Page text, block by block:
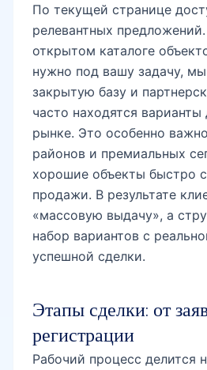
По текущей странице
релевантных
открытом каталоге
нужно под вашу задачу,
закрытую базу и
часто находятся
рынке. Это особенно
районов и премиальных
хорошие объекты быстро
продажи. В результате
«массовую выдачу», а
набор вариантов с
успешной сделки.
Этапы сделки: от
регистрации
Рабочий процесс делится